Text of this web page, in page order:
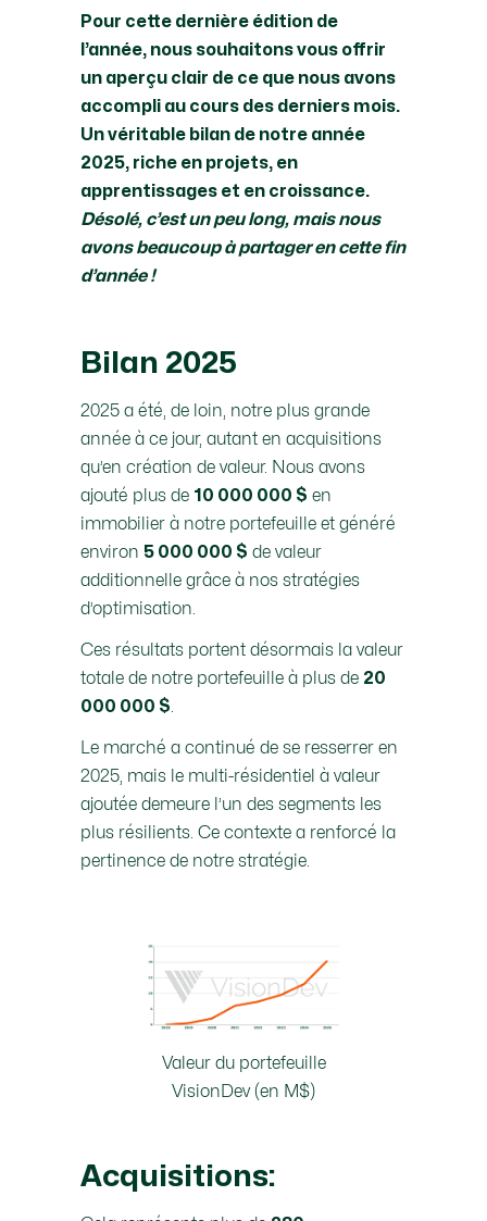
Pour cette dernière édition de
l’année, nous souhaitons vous offrir
un aperçu clair de ce que nous avons
accompli au cours des derniers mois.
Un véritable bilan de notre année
2025, riche en projets, en
apprentissages et en croissance.
Désolé, c’est un peu long, mais nous
avons beaucoup à partager en cette fin
d’année !
Bilan 2025
2025 a été, de loin, notre plus grande
année à ce jour, autant en acquisitions
qu’en création de valeur. Nous avons
ajouté plus de 10 000 000 $ en
immobilier à notre portefeuille et généré
environ 5 000 000 $ de valeur
additionnelle grâce à nos stratégies
d’optimisation.
Ces résultats portent désormais la valeur
totale de notre portefeuille à plus de 20
000 000 $
Le marché a continué de se resserrer en
2025, mais le multi-résidentiel à valeur
ajoutée demeure l’un des segments les
plus résilients. Ce contexte a renforcé la
pertinence de notre stratégie.
Valeur du portefeuille
VisionDev (en M$)
Acquisitions: